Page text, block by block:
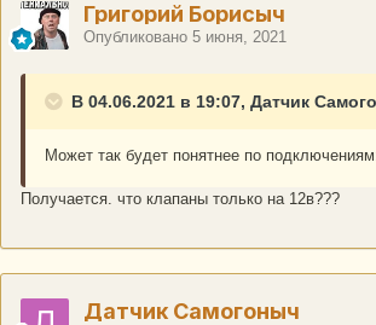
Григорий Борисыч
Опубликовано 5 июня, 2021
В 04.06.2021 в 19:07, Датчик
Может так будет понятнее по
Получается. что клапаны только на 12в???
Датчик Самогоныч